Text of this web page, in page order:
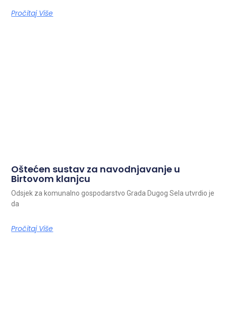
Pročitaj Više
Oštećen sustav za navodnjavanje u
Birtovom klanjcu
Odsjek za komunalno gospodarstvo Grada Dugog Sela utvrdio je
da
Pročitaj Više